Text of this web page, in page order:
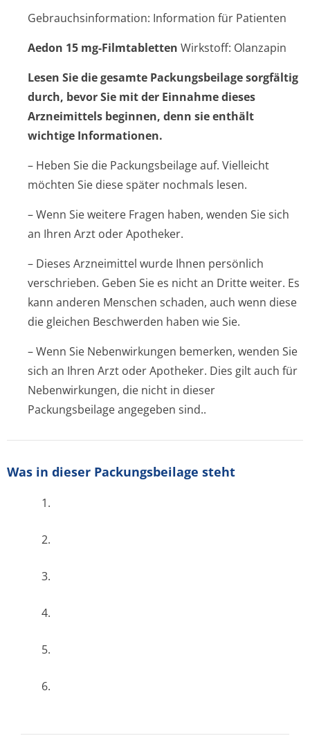
Gebrauchsinformation: Information für Patienten
Aedon 15 mg-Filmtabletten Wirkstoff: Olanzapin
Lesen Sie die gesamte Packungsbeilage sorgfältig
durch, bevor Sie mit der Einnahme dieses
Arzneimittels beginnen, denn sie enthält
wichtige Informationen.
– Heben Sie die Packungsbeilage auf. Vielleicht
möchten Sie diese später nochmals lesen.
– Wenn Sie weitere Fragen haben, wenden Sie sich
an Ihren Arzt oder Apotheker.
– Dieses Arzneimittel wurde Ihnen persönlich
verschrieben. Geben Sie es nicht an Dritte weiter. Es
kann anderen Menschen schaden, auch wenn diese
die gleichen Beschwerden haben wie Sie.
– Wenn Sie Nebenwirkungen bemerken, wenden Sie
sich an Ihren Arzt oder Apotheker. Dies gilt auch für
Nebenwirkungen, die nicht in dieser
Packungsbeilage angegeben sind..
Was in dieser Packungsbeilage steht
1.
2.
3.
4.
5.
6.